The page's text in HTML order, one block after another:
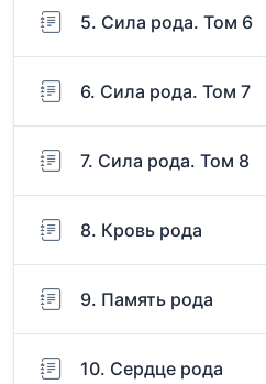
5. Сила рода. Том 6
6. Сила рода. Том 7
7. Сила рода. Том 8
8. Кровь рода
9. Память рода
10. Сердце рода